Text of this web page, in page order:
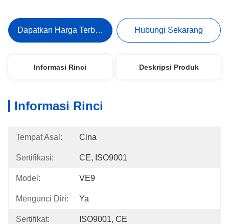
Dapatkan Harga Terbaik Hubungi Sekarang
Informasi Rinci Deskripsi Produk
Informasi Rinci
Tempat Asal: Cina
Sertifikasi: CE, ISO9001
Model: VE9
Mengunci Diri: Ya
Sertifikat: ISO9001, CE